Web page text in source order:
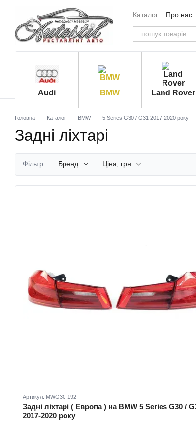
Перейти до основного контенту
Каталог
Про нас
Угода
Audi BMW Land Rover
Головна Каталог BMW 5 Series G30 / G31 2017-2020 року
Задні ліхтарі
Фільтр Бренд Ціна, грн
Артикул: MWG30-192
Задні ліхтарі ( Европа ) на BMW 5 Series G30 /
2017-2020 року